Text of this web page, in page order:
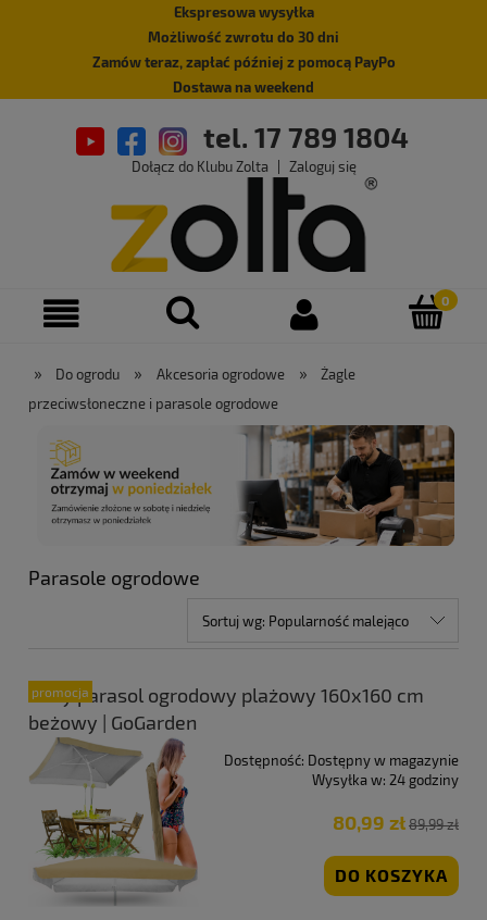
Ekspresowa wysyłka
Możliwość zwrotu do 30 dni
Zamów teraz, zapłać później z pomocą PayPo
Dostawa na weekend
tel. 17 789 1804
Dołącz do Klubu Zolta Zaloguj się
» Do ogrodu » Akcesoria ogrodowe »
Żagle
przeciwsłoneczne i parasole ogrodowe
Parasole ogrodowe
Sortuj wg: Popularność malejąco
Duży parasol ogrodowy plażowy 160x160 cm
beżowy | GoGarden
Dostępność: Dostępny w magazynie
Wysyłka w: 24 godziny
80,99 zł89,99 zł
DO KOSZYKA
promocja